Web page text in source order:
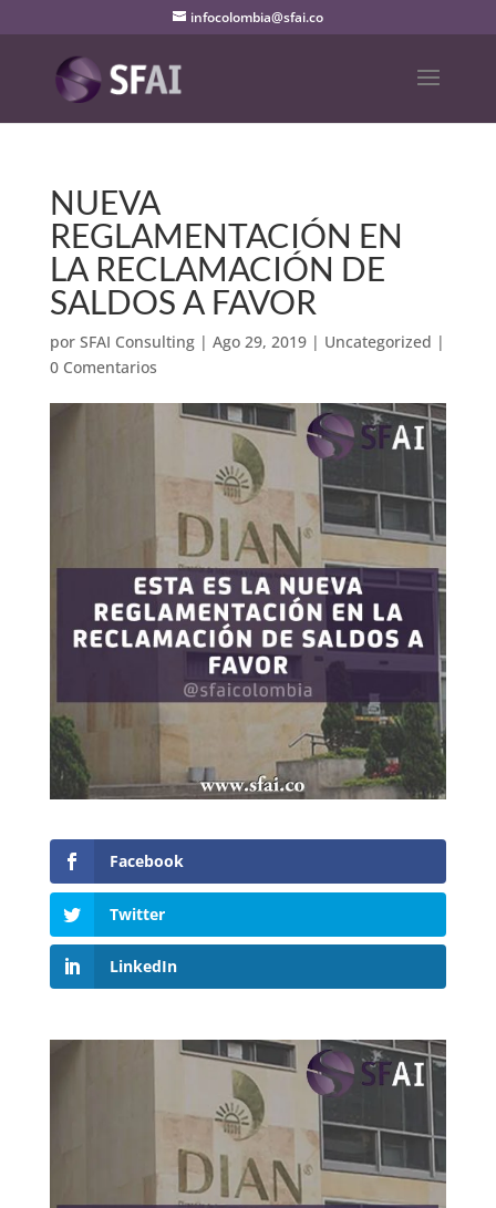
infocolombia@sfai.co
NUEVA
REGLAMENTACIÓN EN
LA RECLAMACIÓN DE
SALDOS A FAVOR
por SFAI Consulting| Ago 29, 2019| Uncategorized |
0 Comentarios
Facebook
Twitter
LinkedIn